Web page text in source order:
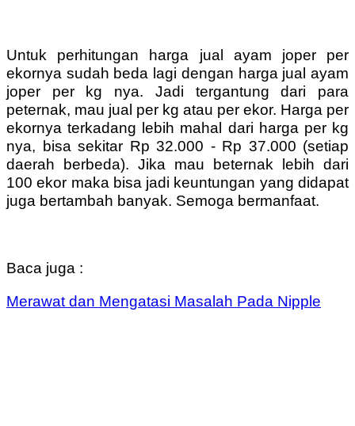
Untuk perhitungan harga jual ayam joper per
ekornya sudah beda lagi dengan harga jual ayam
joper per kg nya. Jadi tergantung dari para
peternak, mau jual per kg atau per ekor. Harga per
ekornya terkadang lebih mahal dari harga per kg
nya, bisa sekitar Rp 32.000 - Rp 37.000 (setiap
daerah berbeda). Jika mau beternak lebih dari
100 ekor maka bisa jadi keuntungan yang didapat
juga bertambah banyak. Semoga bermanfaat.
Baca juga :
Merawat dan Mengatasi Masalah Pada Nipple